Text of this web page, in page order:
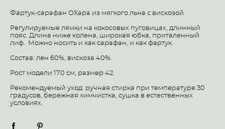
Фартук-сарафан O``Хара из мягкого льна с вискозой.
Регулируемые лямки на кокосовых пуговицах, длинный
пояс. Длина ниже колена, широкая юбка, приталенный
лиф. Можно носить и как сарафан, и как фартук.
Состав: лен 60%, вискоза 40%.
Рост модели 170 см, размер 42.
Рекомендуемый уход: ручная стирка при температуре 30
градусов, бережная химчистка, сушка в естественных
условиях.